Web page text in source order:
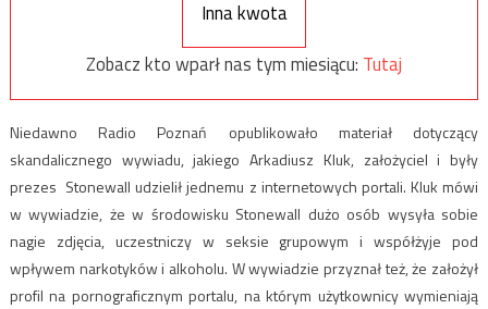
Inna kwota
Zobacz kto wparł nas tym miesiącu: Tutaj
Niedawno Radio Poznań opublikowało materiał dotyczący
skandalicznego wywiadu, jakiego Arkadiusz Kluk, założyciel i były
prezes Stonewall udzielił jednemu z internetowych portali. Kluk mówi
w wywiadzie, że w środowisku Stonewall dużo osób wysyła sobie
nagie zdjęcia, uczestniczy w seksie grupowym i współżyje pod
wpływem narkotyków i alkoholu. W wywiadzie przyznał też, że założył
profil na pornograficznym portalu, na którym użytkownicy wymieniają